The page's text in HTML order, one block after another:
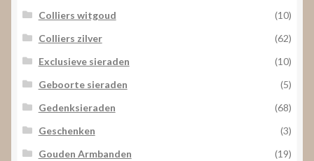
Colliers witgoud
(10)
Colliers zilver
(62)
Exclusieve sieraden
(10)
Geboorte sieraden
(5)
Gedenksieraden
(68)
Geschenken
(3)
Gouden Armbanden
(19)